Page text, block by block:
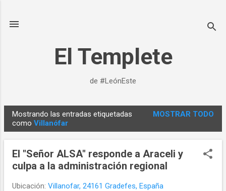
El Templete
de #LeónEste
n
Mostrando las entradas etiquetadas
como Villanófar
MOSTRAR TODO
El "Señor ALSA" responde a Araceli y
culpa a la administración regional
Ubicación: Villanofar, 24161 Gradefes, España